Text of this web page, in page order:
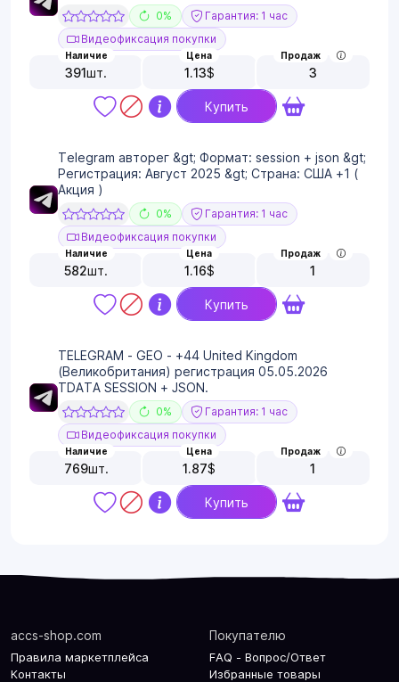
0%
Гарантия: 1 час
Видеофиксация покупки
Наличие
391шт.
Цена
1.13$
Продаж
3
Купить
Telegram авторег &gt; Формат: session + json &gt;
Регистрация: Август 2025 &gt; Страна: США +1 (
Акция )
0%
Гарантия: 1 час
Видеофиксация покупки
Наличие
582шт.
Цена
1.16$
Продаж
1
Купить
TELEGRAM - GEO - +44 United Kingdom
(Великобритания) регистрация 05.05.2026
TDATA SESSION + JSON.
0%
Гарантия: 1 час
Видеофиксация покупки
Наличие
769шт.
Цена
1.87$
Продаж
1
Купить
accs-shop.com
Правила маркетплейса
Контакты
Покупателю
FAQ - Вопрос/Ответ
Избранные товары